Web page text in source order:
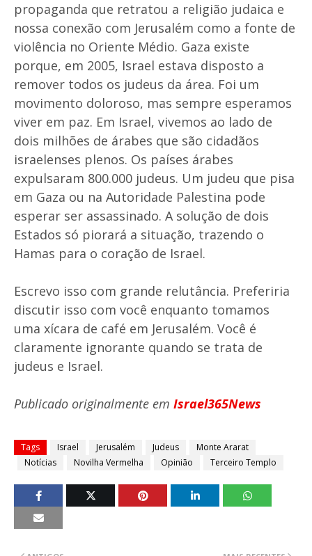
propaganda que retratou a religião judaica e
nossa conexão com Jerusalém como a fonte de
violência no Oriente Médio. Gaza existe
porque, em 2005, Israel estava disposto a
remover todos os judeus da área. Foi um
movimento doloroso, mas sempre esperamos
viver em paz. Em Israel, vivemos ao lado de
dois milhões de árabes que são cidadãos
israelenses plenos. Os países árabes
expulsaram 800.000 judeus. Um judeu que pisa
em Gaza ou na Autoridade Palestina pode
esperar ser assassinado. A solução de dois
Estados só piorará a situação, trazendo o
Hamas para o coração de Israel.
Escrevo isso com grande relutância. Preferiria
discutir isso com você enquanto tomamos
uma xícara de café em Jerusalém. Você é
claramente ignorante quando se trata de
judeus e Israel.
Publicado originalmente em Israel365News
Tags Israel Jerusalém Judeus
Monte Ararat
Notícias
Novilha Vermelha Opinião Terceiro Templo